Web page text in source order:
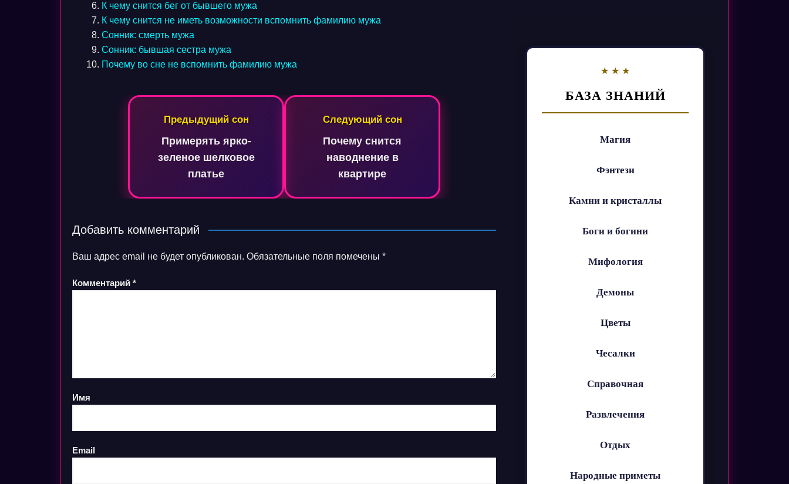
К чему снится бег от бывшего мужа
К чему снится не иметь возможности вспомнить фамилию мужа
Сонник: смерть мужа
Сонник: бывшая сестра мужа
Почему во сне не вспомнить фамилию мужа
Навигация
Предыдущий сон
Примерять ярко-
зеленое шелковое
платье
Следующий сон
Почему снится
наводнение в
квартире
Добавить комментарий
Ваш адрес email не будет опубликован. Обязательные поля помечены *
Комментарий *
Имя
Email
БАЗА ЗНАНИЙ
Магия
Фэнтези
Камни и кристаллы
Боги и богини
Мифология
Демоны
Цветы
Чесалки
Справочная
Развлечения
Отдых
Народные приметы